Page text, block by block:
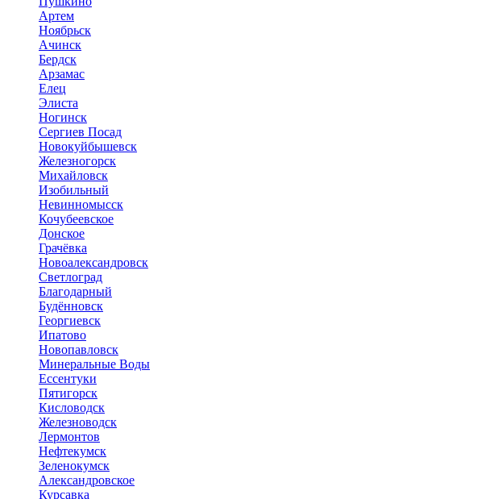
Артем
Ноябрьск
Ачинск
Бердск
Арзамас
Елец
Элиста
Ногинск
Сергиев Посад
Новокуйбышевск
Железногорск
Михайловск
Изобильный
Невинномысск
Кочубеевское
Донское
Грачёвка
Новоалександровск
Светлоград
Благодарный
Будённовск
Георгиевск
Ипатово
Новопавловск
Минеральные Воды
Ессентуки
Пятигорск
Кисловодск
Железноводск
Лермонтов
Нефтекумск
Зеленокумск
Александровское
Курсавка